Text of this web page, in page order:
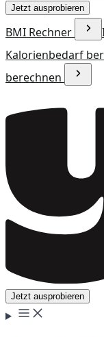
Jetzt ausprobieren
BMI Rechner
Kalorienbedarf
berechnen
Jetzt ausprobieren